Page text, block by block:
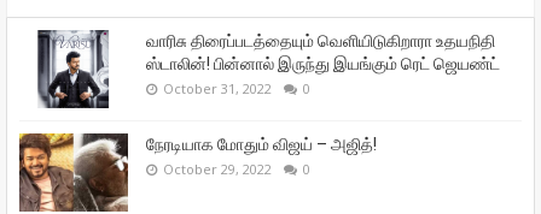
வாரிசு திரைப்படத்தையும் வெளியிடுகிறாரா உதயநிதி
ஸ்டாலின்! பின்னால் இருந்து இயங்கும் ரெட் ஜெயண்ட்
October 31, 2022 0
நேரடியாக மோதும் விஜய் – அஜித்!
October 29, 2022 0